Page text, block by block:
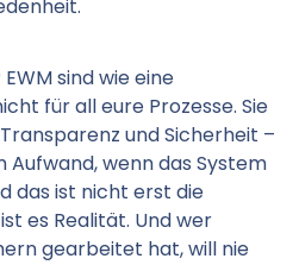
sind wie eine
für all eure Prozesse. Sie
und Sicherheit –
wenn das System
das ist nicht erst die
es Realität. Und wer
gearbeitet hat, will nie